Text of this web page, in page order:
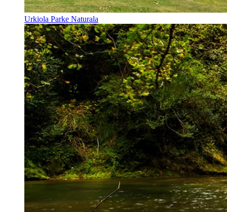
Urkiola Parke Naturala